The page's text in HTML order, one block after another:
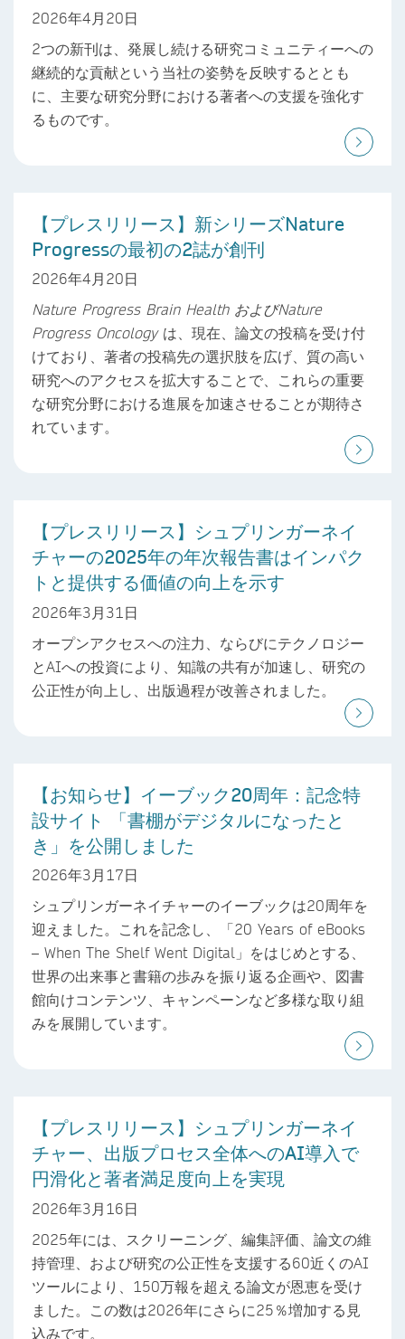
2026年4月20日
2つの新刊は、発展し続ける研究コミュニティーへの
継続的な貢献という当社の姿勢を反映するととも
に、主要な研究分野における著者への支援を強化す
るものです。
【プレスリリース】新シリーズNature
Progressの最初の2誌が創刊
2026年4月20日
Nature Progress Brain Health およびNature
Progress Oncology は、現在、論文の投稿を受け付
けており、著者の投稿先の選択肢を広げ、質の高い
研究へのアクセスを拡大することで、これらの重要
な研究分野における進展を加速させることが期待さ
れています。
【プレスリリース】シュプリンガーネイ
チャーの2025年の年次報告書はインパク
トと提供する価値の向上を示す
2026年3月31日
オープンアクセスへの注力、ならびにテクノロジー
とAIへの投資により、知識の共有が加速し、研究の
公正性が向上し、出版過程が改善されました。
【お知らせ】イーブック20周年：記念特
設サイト 「書棚がデジタルになったと
き」を公開しました
2026年3月17日
シュプリンガーネイチャーのイーブックは20周年を
迎えました。これを記念し、「20 Years of eBooks
– When The Shelf Went Digital」をはじめとする、
世界の出来事と書籍の歩みを振り返る企画や、図書
館向けコンテンツ、キャンペーンなど多様な取り組
みを展開しています。
【プレスリリース】シュプリンガーネイ
チャー、出版プロセス全体へのAI導入で
円滑化と著者満足度向上を実現
2026年3月16日
2025年には、スクリーニング、編集評価、論文の維
持管理、および研究の公正性を支援する60近くのAI
ツールにより、150万報を超える論文が恩恵を受け
ました。この数は2026年にさらに25％増加する見
込みです。